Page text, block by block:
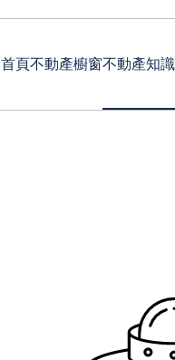
首頁不動產櫥窗不動產知識